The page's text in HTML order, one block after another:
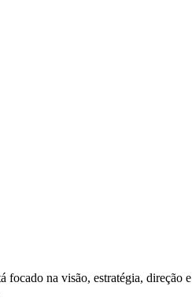
na visão, estratégia, direção